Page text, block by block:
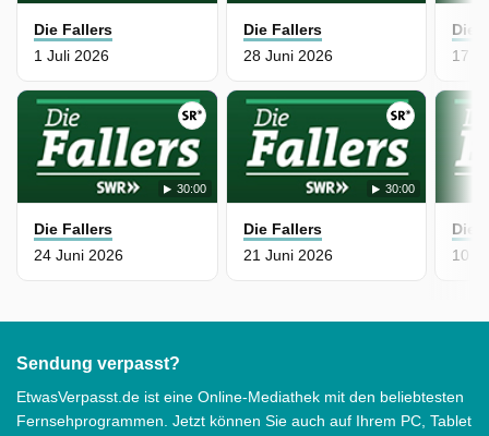
Die Fallers
1 Juli 2026
Die Fallers
28 Juni 2026
30:00
Die Fallers
24 Juni 2026
30:00
Die Fallers
21 Juni 2026
Die
17
Die
10
Sendung verpasst?
EtwasVerpasst.de ist eine Online-Mediathek mit den beliebtesten
Fernsehprogrammen. Jetzt können Sie auch auf Ihrem PC, Tablet